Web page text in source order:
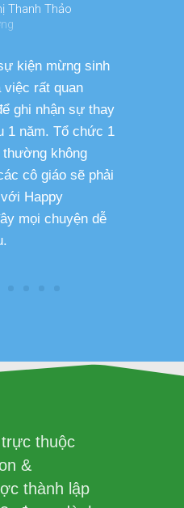
Thanh Thảo
kiện mừng sinh
việc rất quan
ghi nhận sự thay
1 năm. Tổ chức 1
không
cô giáo sẽ phải
Happy
mọi chuyện dễ
thuộc
&
thành lập